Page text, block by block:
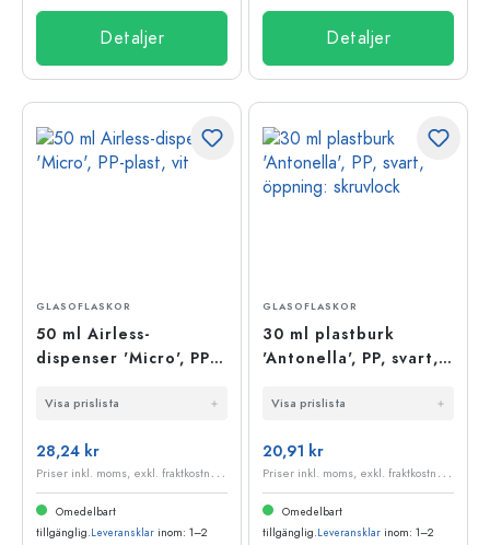
Detaljer Detaljer
GLASOFLASKOR
50 ml Airless-
dispenser 'Micro', PP-
Visa prislista
28,24 kr
P
riser inkl. moms, exkl. fraktkostnader
Omedelbart
tillgänglig.Leveransklar inom: 1–2
GLASOFLASKOR
30 ml plastburk
'Antonella', PP, svart,
Visa prislista
20,91 kr
P
riser inkl. moms, exkl. fraktkostnader
Omedelbart
tillgänglig.Leveransklar inom: 1–2